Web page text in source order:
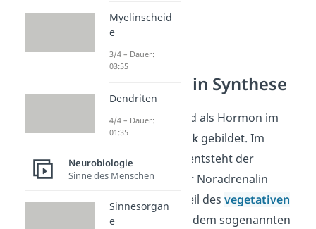
Noradrenalin Synthese
Noradrenalin wird als Hormon im
Nebennierenmarkgebildet. Im
Gegensatz dazu entsteht der
Neurotransmitter Noradrenalin
direkt in einem Teil des vegetativen
Nervensystems
, dem sogenannten
Myelinscheid
e
3/4 – Dauer:
03:55
Dendriten
4/4 – Dauer:
01:35
Neurobiologie
Sinne des Menschen
Sinnesorgan
e